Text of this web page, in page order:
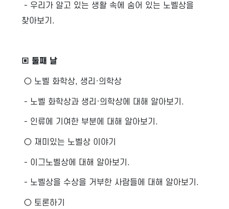
- 우리가 알고 있는 생활 속에 숨어 있는 노벨상을
찾아보기.
▣ 둘째 날
○ 노벨 화학상, 생리·의학상
- 노벨 화학상과 생리·의학상에 대해 알아보기.
- 인류에 기여한 부분에 대해 알아보기.
○ 재미있는 노벨상 이야기
- 이그노벨상에 대해 알아보기.
- 노벨상을 수상을 거부한 사람들에 대해 알아보기.
○ 토론하기